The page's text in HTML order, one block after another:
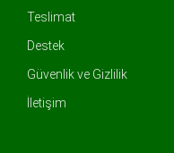
Teslimat
Destek
Güvenlik ve Gizlilik
İletişim